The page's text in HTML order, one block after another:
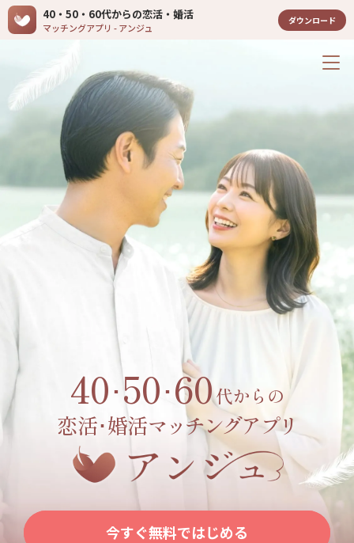
40・50・60代からの恋活・婚活
マッチングアプリ - アンジュ
ダウンロード
40･50･60代からの
恋活･婚活マッチングアプリ
今すぐ無料ではじめる